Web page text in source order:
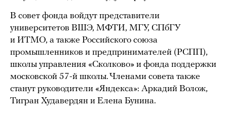
В совет фонда войдут представители
университетов ВШЭ, МФТИ, МГУ, СПбГУ
и ИТМО, а также Российского союза
промышленников и предпринимателей (РСПП),
школы управления «Сколково» и фонда поддержки
московской 57-й школы. Членами совета также
станут руководители «Яндекса»: Аркадий Волож,
Тигран Худавердян и Елена Бунина.